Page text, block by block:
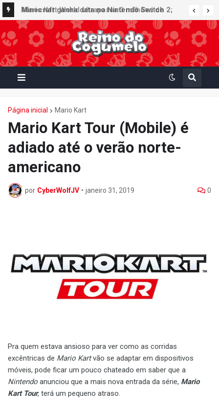
Minecraft ganha data no Nintendo Switch 2;
Super Mario Mash-Up receberá atualização
gráfica exclusiva
Página inicial Mario Kart
Mario Kart Tour (Mobile) é
adiado até o verão norte-
americano
por CyberWolfJV • janeiro 31, 2019 0
Pra quem estava ansioso para ver como as corridas
excêntricas de Mario Kartvão se adaptar em dispositivos
móveis, pode ficar um pouco chateado em saber que a
Nintendo anunciou que a mais nova entrada da série, Mario
Kart Tour, terá um pequeno atraso.